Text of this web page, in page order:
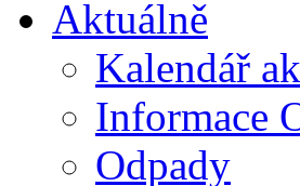
Aktuálně
Kalendář
Informace
Odpady